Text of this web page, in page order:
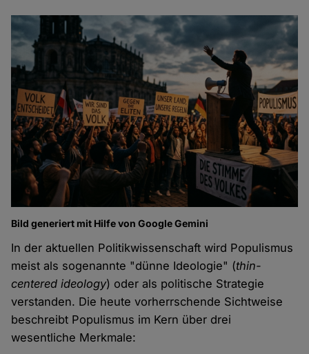
Bild generiert mit Hilfe von Google Gemini
In der aktuellen Politikwissenschaft wird Populismus
meist als sogenannte "dünne Ideologie" (thin-
centered ideology) oder als politische Strategie
verstanden. Die heute vorherrschende Sichtweise
beschreibt Populismus im Kern über drei
wesentliche Merkmale: